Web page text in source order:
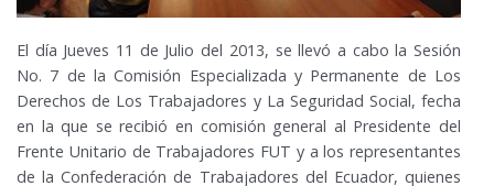
El día Jueves 11 de Julio del 2013, se llevó a cabo la Sesión
No. 7 de la Comisión Especializada y Permanente de Los
Derechos de Los Trabajadores y La Seguridad Social, fecha
en la que se recibió en comisión general al Presidente del
Frente Unitario de Trabajadores FUT y a los representantes
de la Confederación de Trabajadores del Ecuador, quienes